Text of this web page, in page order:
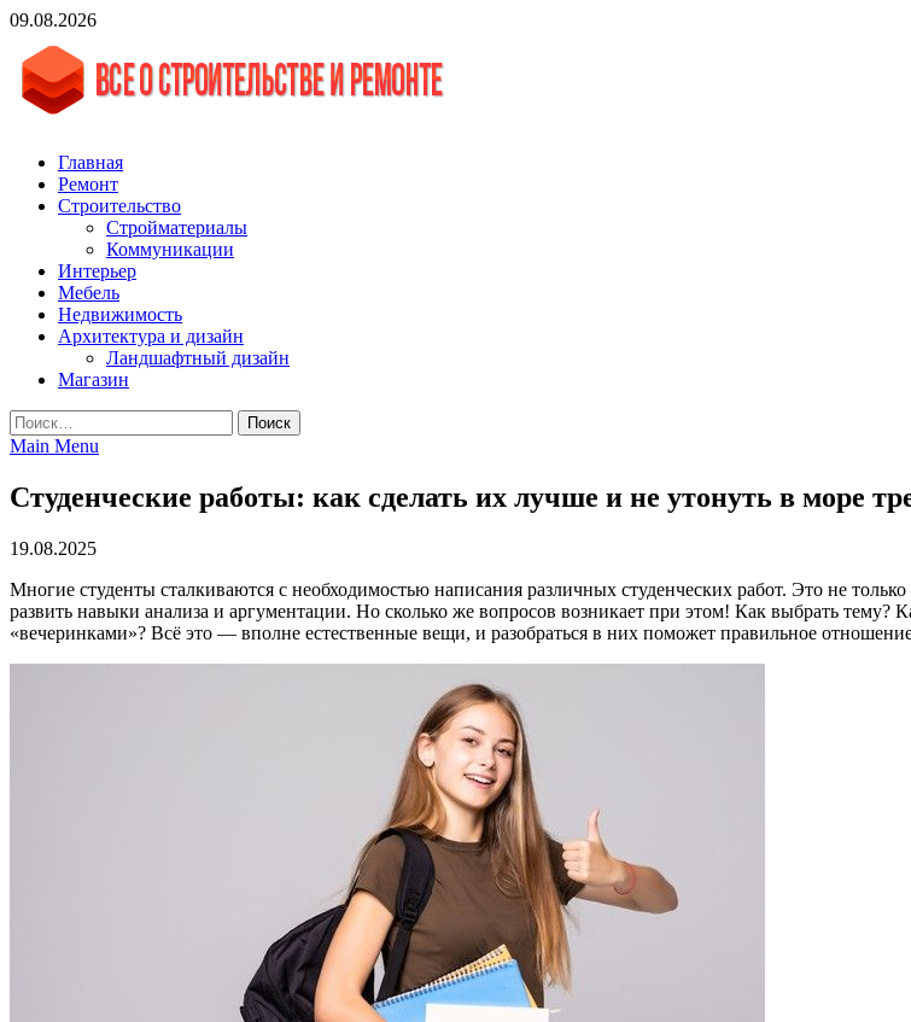
Skip
content
09.08.2026
vgasa.ru
Строительный журнал. Всё о строительстве и ремонтах
Главная
Ремонт
Строительство
Стройматериалы
Коммуникации
Интерьер
Мебель
Недвижимость
Архитектура и дизайн
Ландшафтный дизайн
Магазин
Найти:
Main Menu
Студенческие работы: как сделать их лучше и не утонуть в море
19.08.2025
Многие студенты сталкиваются с необходимостью написания различных студенческих работ. Это не
развить навыки анализа и аргументации. Но сколько же вопросов возникает при этом! Как выбрать тему?
«вечеринками»? Всё это — вполне естественные вещи, и разобраться в них поможет правильное